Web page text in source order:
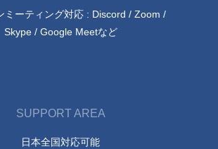
ミーティング対応 : Discord / Zoom /
Skype / Google Meetなど
SUPPORT AREA
日本全国対応可能